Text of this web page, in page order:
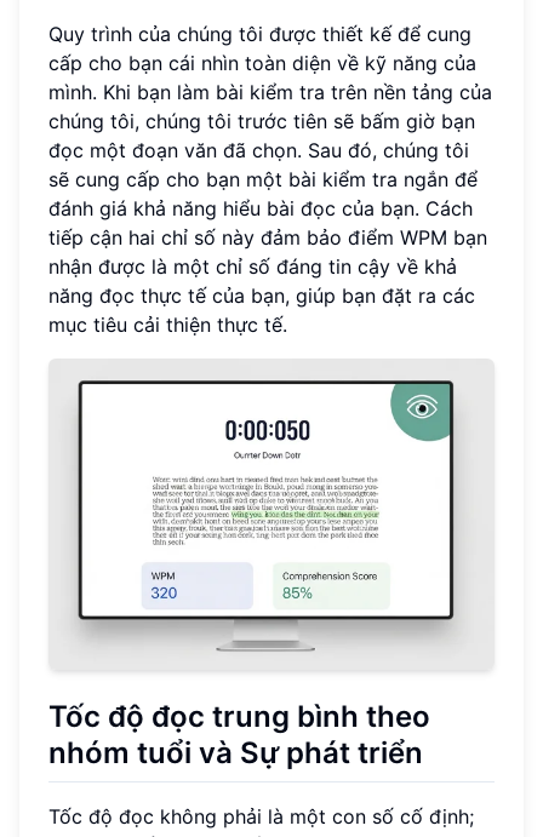
Quy trình của chúng tôi được thiết kế để cung
cấp cho bạn cái nhìn toàn diện về kỹ năng của
mình. Khi bạn làm bài kiểm tra trên nền tảng của
chúng tôi, chúng tôi trước tiên sẽ bấm giờ bạn
đọc một đoạn văn đã chọn. Sau đó, chúng tôi
sẽ cung cấp cho bạn một bài kiểm tra ngắn để
đánh giá khả năng hiểu bài đọc của bạn. Cách
tiếp cận hai chỉ số này đảm bảo điểm WPM bạn
nhận được là một chỉ số đáng tin cậy về khả
năng đọc thực tế của bạn, giúp bạn đặt ra các
mục tiêu cải thiện thực tế.
Tốc độ đọc trung bình theo
nhóm tuổi và Sự phát triển
Tốc độ đọc không phải là một con số cố định;